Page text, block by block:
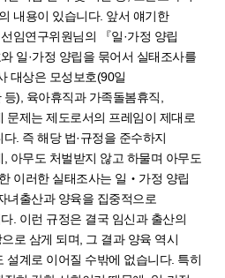
내용이 있습니다. 앞서 얘기한
임연구위원님의 『일·가정 양립
일·가정 양립을 묶어서 실태조사를
대상은 모성보호(90일
), 육아휴직과 가족돌봄휴직,
문제는 제도로서의 프레임이 제대로
. 즉 해당 법·규정을 준수하지
아무도 처벌받지 않고 하물며 아무도
이러한 실태조사는 일‧가정 양립
녀출산과 양육을 집중적으로
. 이런 규정은 결국 임신과 출산의
로 삼게 되며, 그 결과 양육 역시
설계로 이어질 수밖에 없습니다. 특히